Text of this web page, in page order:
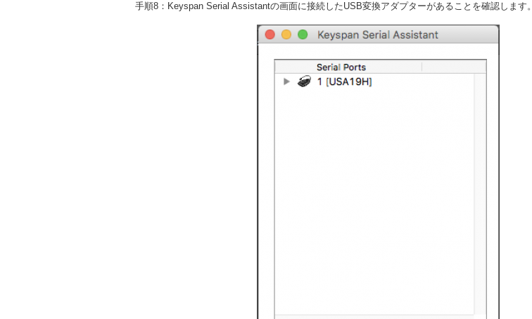
手順8：Keyspan Serial Assistantの画面に接続したUSB変換アダプターがあることを確認します。